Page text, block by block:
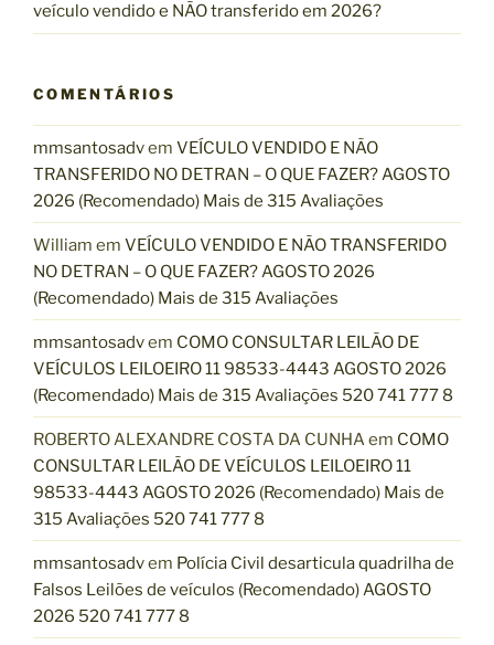
veículo vendido e NÃO transferido em 2026?
COMENTÁRIOS
mmsantosadvem VEÍCULO VENDIDO E NÃO
TRANSFERIDO NO DETRAN – O QUE FAZER? AGOSTO
2026 (Recomendado) Mais de 315 Avaliações
William em VEÍCULO VENDIDO E NÃO TRANSFERIDO
NO DETRAN – O QUE FAZER? AGOSTO 2026
(Recomendado) Mais de 315 Avaliações
mmsantosadvem COMO CONSULTAR LEILÃO DE
VEÍCULOS LEILOEIRO 11 98533-4443 AGOSTO 2026
(Recomendado) Mais de 315 Avaliações 520 741 777 8
ROBERTO ALEXANDRE COSTA DA CUNHAem COMO
CONSULTAR LEILÃO DE VEÍCULOS LEILOEIRO 11
98533-4443 AGOSTO 2026 (Recomendado) Mais de
315 Avaliações 520 741 777 8
mmsantosadvem Polícia Civil desarticula quadrilha de
Falsos Leilões de veículos (Recomendado) AGOSTO
2026 520 741 777 8